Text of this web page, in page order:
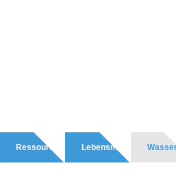
Ressourcen Lebensmittel